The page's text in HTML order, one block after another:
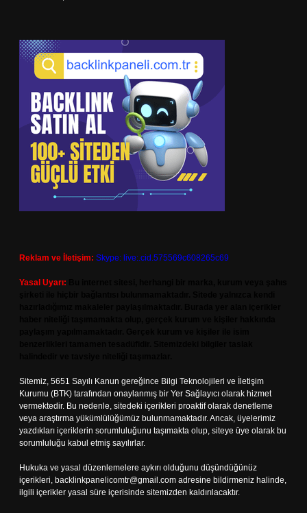
Reklam ve İletişim: Skype: live:.cid.575569c608265c69
Yasal Uyarı:
Sitemiz, 5651 Sayılı Kanun gereğince Bilgi Teknolojileri ve İletişim
Kurumu (BTK) tarafından onaylanmış bir Yer Sağlayıcı olarak hizmet
vermektedir. Bu nedenle, sitedeki içerikleri proaktif olarak denetleme
veya araştırma yükümlülüğümüz bulunmamaktadır. Ancak, üyelerimiz
yazdıkları içeriklerin sorumluluğunu taşımakta olup, siteye üye olarak bu
sorumluluğu kabul etmiş sayılırlar.
Hukuka ve yasal düzenlemelere aykırı olduğunu düşündüğünüz
içerikleri, backlinkpanelicomtr@gmail.com adresine bildirmeniz halinde,
ilgili içerikler yasal süre içerisinde sitemizden kaldırılacaktır.